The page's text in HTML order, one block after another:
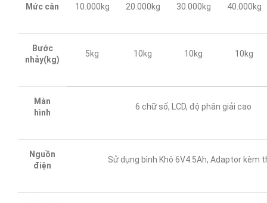
Mức cân 10.000kg 20.000kg 30.000kg 40.000kg
Bước
nhảy(kg)
5kg 10kg 10kg 10kg
Màn
hình
6 chữ số, LCD, độ phân giải cao
Nguồn
điện
Sử dụng bình Khô 6V4.5Ah, Adaptor kèm